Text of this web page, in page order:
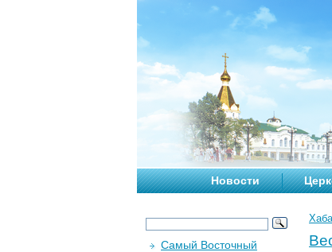
Новости
Самый Восточный